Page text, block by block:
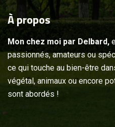
Àpropos
Mon chez moi par Delbard,
passionnés, amateurs ou
ce qui touche au bien-être
végétal, animaux ou encore
sont abordés !